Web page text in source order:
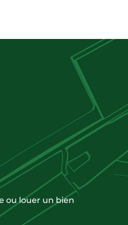
ou louer un bien